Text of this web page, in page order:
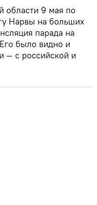
области 9 мая по
Нарвы на больших
парада на
было видно и
— с российской и